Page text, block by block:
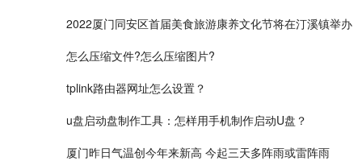
2022厦门同安区首届美食旅游康养文化节将在汀溪镇举办
怎么压缩文件?怎么压缩图片?
tplink路由器网址怎么设置？
u盘启动盘制作工具：怎样用手机制作启动U盘？
厦门昨日气温创今年来新高 今起三天多阵雨或雷阵雨